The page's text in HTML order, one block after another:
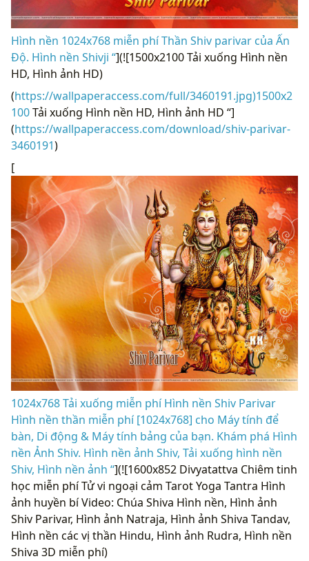
Hình nền 1024x768 miễn phí Thần Shiv parivar của Ấn
Độ. Hình nền Shivji “](![1500x2100 Tải xuống Hình nền
HD, Hình ảnh HD)
(https://wallpaperaccess.com/full/3460191.jpg)1500x2
100Tải xuống Hình nền HD, Hình ảnh HD “]
(https://wallpaperaccess.com/download/shiv-parivar-
3460191)
[
1024x768 Tải xuống miễn phí Hình nền Shiv Parivar
Hình nền thần miễn phí [1024x768] cho Máy tính để
bàn, Di động & Máy tính bảng của bạn. Khám phá Hình
nền Ảnh Shiv. Hình nền ảnh Shiv, Tải xuống hình nền
Shiv, Hình nền ảnh “](![1600x852 Divyatattva Chiêm tinh
học miễn phí Tử vi ngoại cảm Tarot Yoga Tantra Hình
ảnh huyền bí Video: Chúa Shiva Hình nền, Hình ảnh
Shiv Parivar, Hình ảnh Natraja, Hình ảnh Shiva Tandav,
Hình nền các vị thần Hindu, Hình ảnh Rudra, Hình nền
Shiva 3D miễn phí)